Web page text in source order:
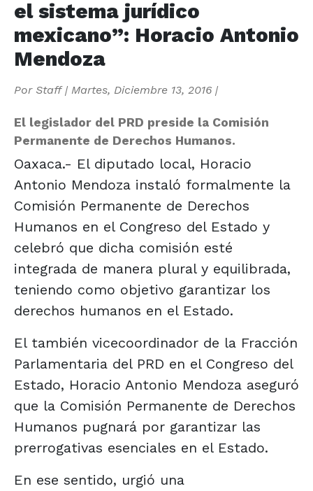
el sistema jurídico
mexicano”: Horacio Antonio
Mendoza
Por Staff| Martes, Diciembre 13, 2016 |
El legislador del PRD preside la Comisión
Permanente de Derechos Humanos.
Oaxaca.- El diputado local, Horacio
Antonio Mendoza instaló formalmente la
Comisión Permanente de Derechos
Humanos en el Congreso del Estado y
celebró que dicha comisión esté
integrada de manera plural y equilibrada,
teniendo como objetivo garantizar los
derechos humanos en el Estado.
El también vicecoordinador de la Fracción
Parlamentaria del PRD en el Congreso del
Estado, Horacio Antonio Mendoza aseguró
que la Comisión Permanente de Derechos
Humanos pugnará por garantizar las
prerrogativas esenciales en el Estado.
En ese sentido, urgió una